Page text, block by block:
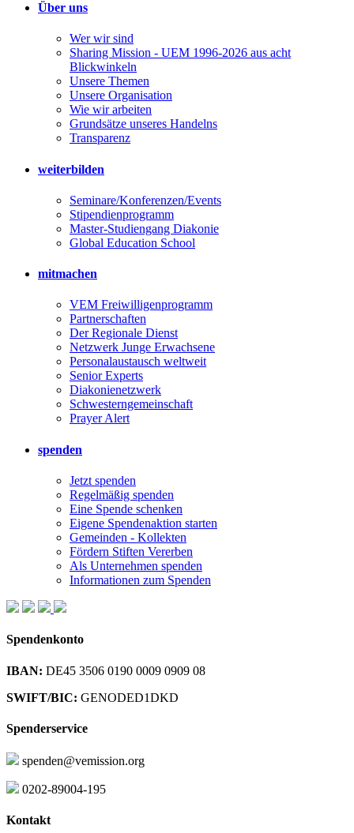
Über uns
Wer wir sind
Sharing Mission - UEM 1996-2026 aus acht
Blickwinkeln
Unsere Themen
Unsere Organisation
Wie wir arbeiten
Grundsätze unseres Handelns
Transparenz
weiterbilden
Seminare/Konferenzen/Events
Stipendienprogramm
Master-Studiengang Diakonie
Global Education School
mitmachen
VEM Freiwilligenprogramm
Partnerschaften
Der Regionale Dienst
Netzwerk Junge Erwachsene
Personalaustausch weltweit
Senior Experts
Diakonienetzwerk
Schwesterngemeinschaft
Prayer Alert
spenden
Jetzt spenden
Regelmäßig spenden
Eine Spende schenken
Eigene Spendenaktion starten
Gemeinden - Kollekten
Fördern Stiften Vererben
Als Unternehmen spenden
Informationen zum Spenden
Spendenkonto
IBAN: DE45 3506 0190 0009 0909 08
SWIFT/BIC: GENODED1DKD
Spenderservice
spenden@vemission.org
0202-89004-195
Kontakt